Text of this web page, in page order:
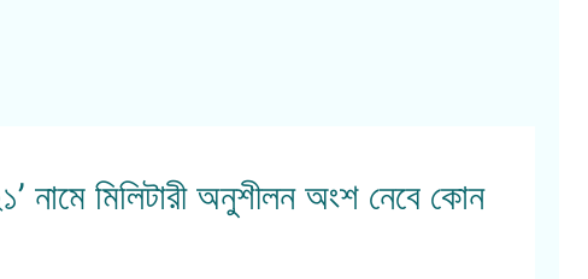
নামে মিলিটারী অনুশীলন অংশ নেবে কোন